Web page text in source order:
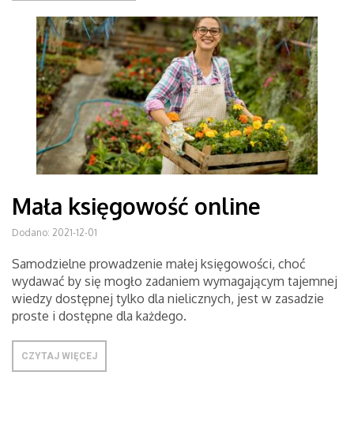
Mała księgowość online
Dodano: 2021-12-01
Samodzielne prowadzenie małej księgowości, choć
wydawać by się mogło zadaniem wymagającym tajemnej
wiedzy dostępnej tylko dla nielicznych, jest w zasadzie
proste i dostępne dla każdego.
CZYTAJ WIĘCEJ